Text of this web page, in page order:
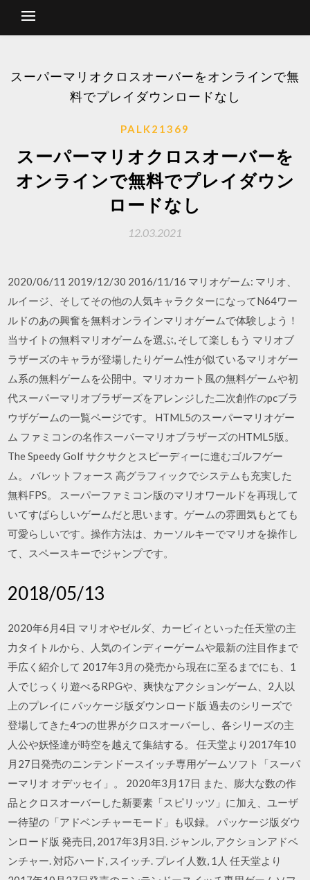
スーパーマリオクロスオーバーをオンラインで無
料でプレイダウンロードなし
PALK21369
スーパーマリオクロスオーバーを
オンラインで無料でプレイダウン
ロードなし
12.03.2021
2020/06/11 2019/12/30 2016/11/16 マリオゲーム: マリオ、
ルイージ、そしてその他の人気キャラクターになってN64ワー
ルドのあの興奮を無料オンラインマリオゲームで体験しよう！
当サイトの無料マリオゲームを選ぶ, そして楽しもう マリオブ
ラザーズのキャラが登場したりゲーム性が似ているマリオゲー
ム系の無料ゲームを公開中。マリオカート風の無料ゲームや初
代スーパーマリオブラザーズをアレンジした二次創作のpcブラ
ウザゲームの一覧ページです。 HTML5のスーパーマリオゲー
ム ファミコンの名作スーパーマリオブラザーズのHTML5版。
The Speedy Golf サクサクとスピーディーに進むゴルフゲー
ム。 バレットフォース 高グラフィックでシステムも充実した
無料FPS。 スーパーファミコン版のマリオワールドを再現して
いてすばらしいゲームだと思います。ゲームの雰囲気もとても
可愛らしいです。操作方法は、カーソルキーでマリオを操作し
て、スペースキーでジャンプです。
2018/05/13
2020年6月4日 マリオやゼルダ、カービィといった任天堂の主
力タイトルから、人気のインディーゲームや最新の注目作まで
手広く紹介して 2017年3月の発売から現在に至るまでにも、1
人でじっくり遊べるRPGや、爽快なアクションゲーム、2人以
上のプレイに パッケージ版ダウンロード版 過去のシリーズで
登場してきた4つの世界がクロスオーバーし、各シリーズの主
人公や妖怪達が時空を越えて集結する。 任天堂より2017年10
月27日発売のニンテンドースイッチ専用ゲームソフト「スーパ
ーマリオ オデッセイ」。 2020年3月17日 また、膨大な数の作
品とクロスオーバーした新要素「スピリッツ」に加え、ユーザ
ー待望の「アドベンチャーモード」も収録。 パッケージ版ダウ
ンロード版 発売日, 2017年3月3日. ジャンル, アクションアドベ
ンチャー. 対応ハード, スイッチ. プレイ人数, 1人 任天堂より